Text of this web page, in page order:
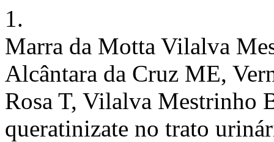
1.
Marra da Motta Vilalva
Alcântara da Cruz ME,
Rosa T, Vilalva Mestrinho
queratinizate no trato